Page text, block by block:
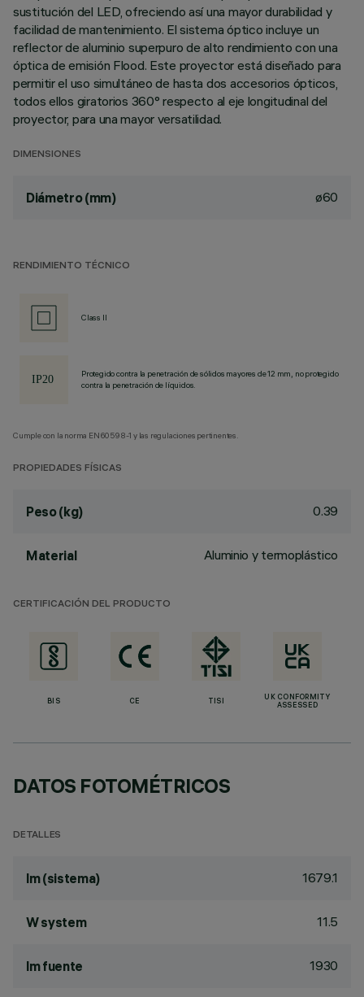
sustitución del LED, ofreciendo así una mayor durabilidad y
facilidad de mantenimiento. El sistema óptico incluye un
reflector de aluminio superpuro de alto rendimiento con una
óptica de emisión Flood. Este proyector está diseñado para
permitir el uso simultáneo de hasta dos accesorios ópticos,
todos ellos giratorios 360° respecto al eje longitudinal del
proyector, para una mayor versatilidad.
DIMENSIONES
Diámetro (mm) ø60
RENDIMIENTO TÉCNICO
Class II
Protegido contra la penetración de sólidos mayores de 12 mm, no protegido
contra la penetración de líquidos.
Cumple con la norma EN60598-1 y las regulaciones pertinentes.
PROPIEDADES FÍSICAS
Peso (kg) 0.39
Material Aluminio y termoplástico
CERTIFICACIÓN DEL PRODUCTO
BIS CE TISI
UK CONFORMITY
ASSESSED
DATOS FOTOMÉTRICOS
DETALLES
lm (sistema) 1679.1
W system 11.5
lm fuente 1930